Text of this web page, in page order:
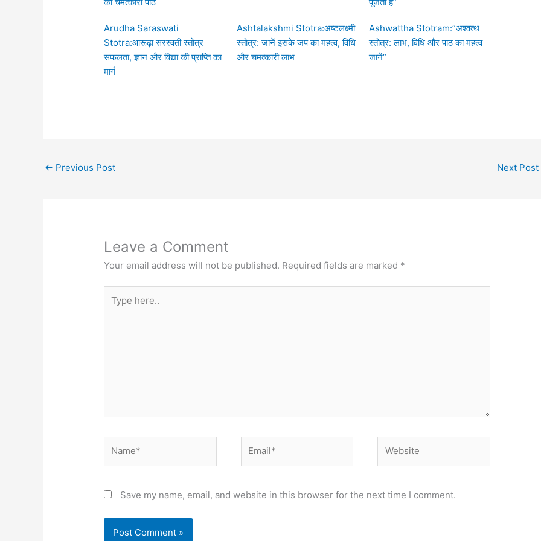
Arudha Saraswati
Stotra:आरूढ़ा सरस्वती स्तोत्र
सफलता, ज्ञान और विद्या की प्राप्ति का
मार्ग
Ashtalakshmi Stotra:अष्टलक्ष्मी
स्तोत्र: जानें इसके जप का महत्व, विधि
और चमत्कारी लाभ
Ashwattha Stotram:”अश्वत्थ
स्तोत्र: लाभ, विधि और पाठ का महत्व
जानें”
← Previous Post Next Post
Leave a Comment
Your email address will not be published. Required fields are marked *
here..
Save my name, email, and website in this browser for the next time I comment.